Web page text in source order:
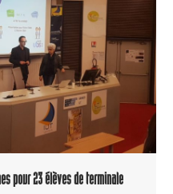
pour 23 élèves de terminale